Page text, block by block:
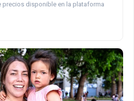
precios disponible en la plataforma